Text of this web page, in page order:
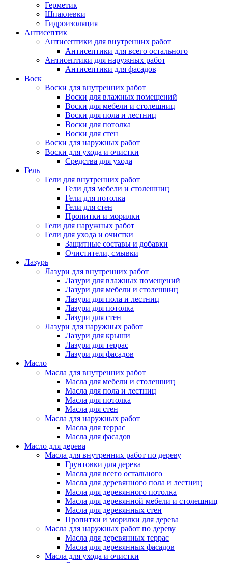
Герметик
Шпаклевки
Гидроизоляция
Антисептик
Антисептики для внутренних работ
Антисептики для всего остального
Антисептики для наружных работ
Антисептики для фасадов
Воск
Воски для внутренних работ
Воски для влажных помещений
Воски для мебели и столешниц
Воски для пола и лестниц
Воски для потолка
Воски для стен
Воски для наружных работ
Воски для ухода и очистки
Средства для ухода
Гель
Гели для внутренних работ
Гели для мебели и столешниц
Гели для потолка
Гели для стен
Пропитки и морилки
Гели для наружных работ
Гели для ухода и очистки
Защитные составы и добавки
Очистители, смывки
Лазурь
Лазури для внутренних работ
Лазури для влажных помещений
Лазури для мебели и столешниц
Лазури для пола и лестниц
Лазури для потолка
Лазури для стен
Лазури для наружных работ
Лазури для крыши
Лазури для террас
Лазури для фасадов
Масло
Масла для внутренних работ
Масла для мебели и столешниц
Масла для пола и лестниц
Масла для потолка
Масла для стен
Масла для наружных работ
Масла для террас
Масла для фасадов
Масло для дерева
Масла для внутренних работ по дереву
Грунтовки для дерева
Масла для всего остального
Масла для деревянного пола и лестниц
Масла для деревянного потолка
Масла для деревянной мебели и столешниц
Масла для деревянных стен
Пропитки и морилки для дерева
Масла для наружных работ по дереву
Масла для деревянных террас
Масла для деревянных фасадов
Масла для ухода и очистки